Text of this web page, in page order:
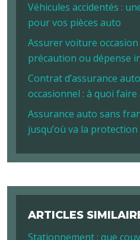
Véhicules accidentés :
pour vos pièces auto
Assurer voiture
précaution ou dépense
Contrat d’assurance
occasionnel : à quoi
Assurance auto sans
jusqu’où va la protection
ARTICLES
Stationnement : que